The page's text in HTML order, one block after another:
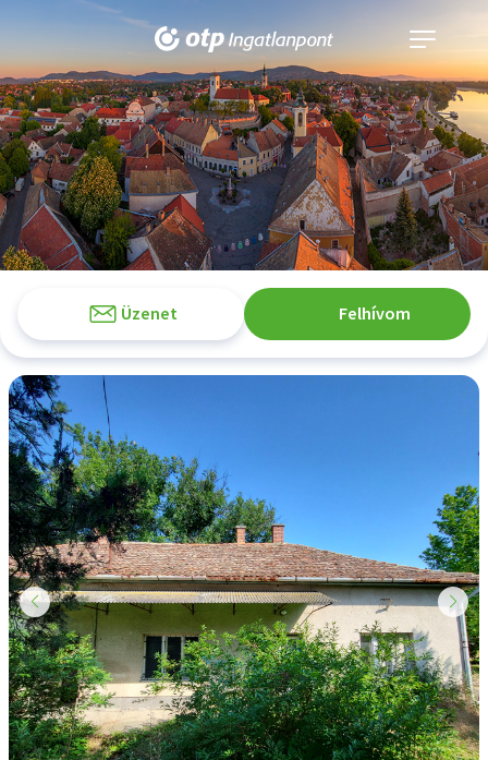
Navigáció
kinyitása
Üzenet Felhívom